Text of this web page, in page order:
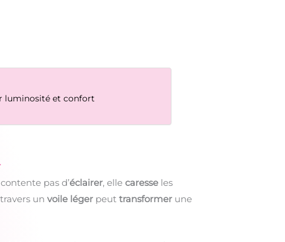
luminosité et confort
pas d’éclairer, ellecaresse les
un voile léger peut transformer une